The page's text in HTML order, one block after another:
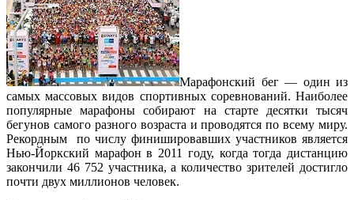
Марафонский бег — один из
самых массовых видов спортивных соревнований. Наиболее
популярные марафоны собирают на старте десятки тысяч
бегунов самого разного возраста и проводятся по всему миру.
Рекордным по числу финишировавших участников является
Нью-Йоркский марафон в 2011 году, когда тогда дистанцию
закончили 46 752 участника, а количество зрителей достигло
почти двух миллионов человек.